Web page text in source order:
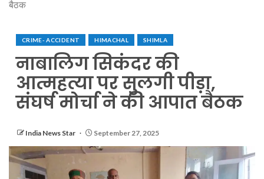
बैठक
CRIME- ACCIDENT HIMACHAL SHIMLA
नाबालिग सिकंदर की
आत्महत्या पर सुलगी पीड़ा,
संघर्ष मोर्चा ने की आपात बैठक
India News Star September 27, 2025